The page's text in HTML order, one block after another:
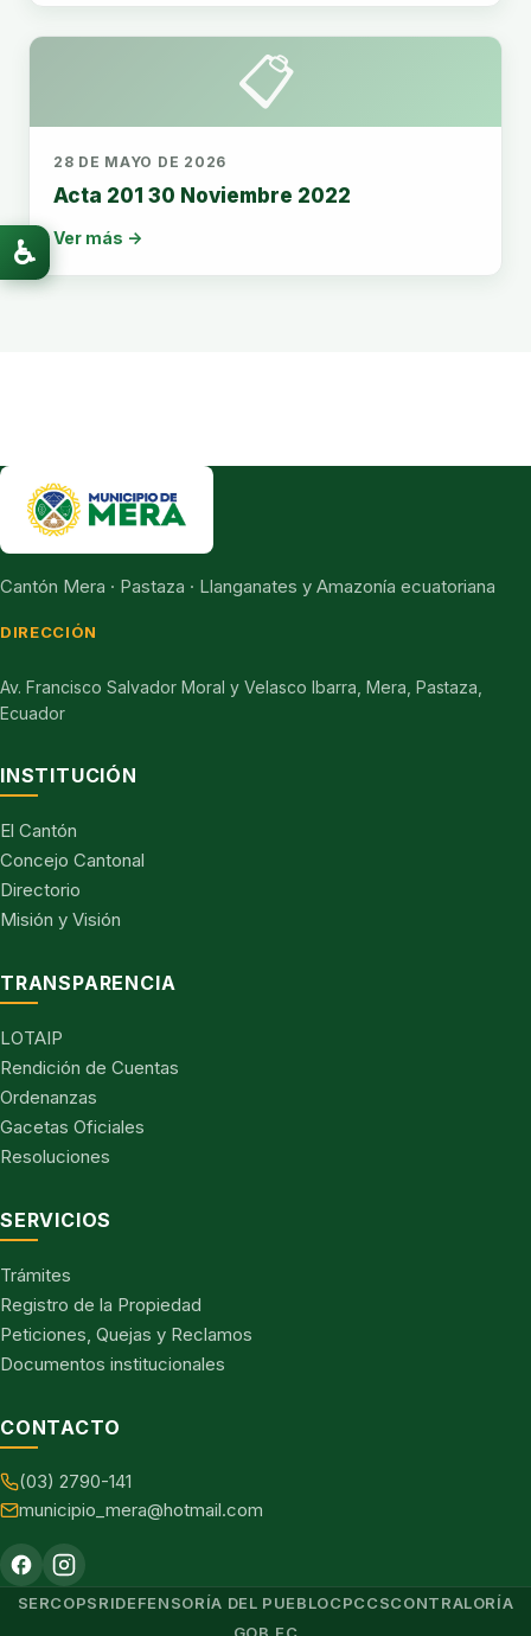
📋
28 DE MAYO DE 2026
Acta 201 30 Noviembre 2022
Ver más →
Cantón Mera · Pastaza · Llanganates y Amazonía ecuatoriana
DIRECCIÓN
Av. Francisco Salvador Moral y Velasco Ibarra, Mera, Pastaza,
Ecuador
INSTITUCIÓN
El Cantón
Concejo Cantonal
Directorio
Misión y Visión
TRANSPARENCIA
LOTAIP
Rendición de Cuentas
Ordenanzas
Gacetas Oficiales
Resoluciones
SERVICIOS
Trámites
Registro de la Propiedad
Peticiones, Quejas y Reclamos
Documentos institucionales
CONTACTO
(03) 2790-141
municipio_mera@hotmail.com
SERCOPSRIDEFENSORÍA DEL PUEBLOCPCCSCONTRALORÍA
♿